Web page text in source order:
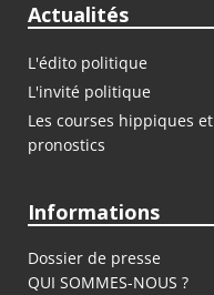
Actualités
L'édito politique
L'invité politique
Les courses hippiques et
pronostics
Informations
Dossier de presse
QUI SOMMES-NOUS ?